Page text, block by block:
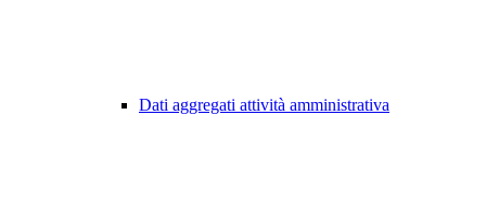
Dati aggregati attività amministrativa